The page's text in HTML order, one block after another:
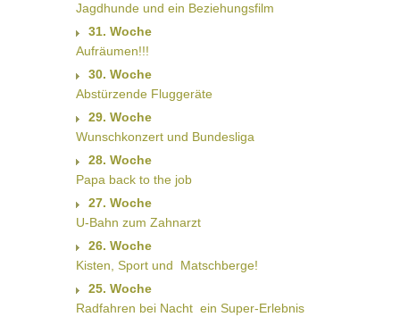
Jagdhunde und ein Beziehungsfilm
31. Woche
Aufräumen!!!
30. Woche
Abstürzende Fluggeräte
29. Woche
Wunschkonzert und Bundesliga
28. Woche
Papa back to the job
27. Woche
U-Bahn zum Zahnarzt
26. Woche
Kisten, Sport und  Matschberge!
25. Woche
Radfahren bei Nacht  ein Super-Erlebnis